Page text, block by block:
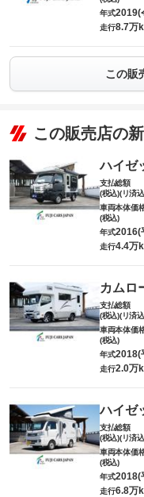
年式2019(
走行8.7万
この販
この販売店の
ハイゼ
支払総額
(税込)(リ済
車両本体価
(税込)
年式2016(
走行4.4万
カムロ
支払総額
(税込)(リ済
車両本体価
(税込)
年式2018(
走行2.0万
ハイゼ
支払総額
(税込)(リ済
車両本体価
(税込)
年式2018(
走行6.8万